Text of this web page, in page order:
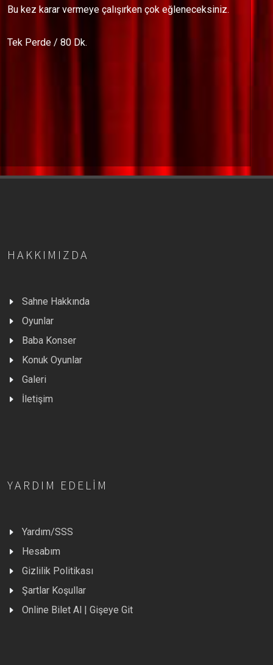
Bu kez karar vermeye çalışırken çok eğleneceksiniz.
Tek Perde / 80 Dk.
HAKKIMIZDA
Sahne Hakkında
Oyunlar
Baba Konser
Konuk Oyunlar
Galeri
İletişim
YARDIM EDELIM
Yardım/SSS
Hesabım
Gizlilik Politikası
Şartlar Koşullar
Online Bilet Al | Gişeye Git